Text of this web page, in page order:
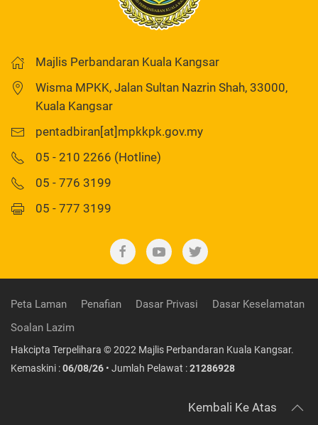
Majlis Perbandaran Kuala Kangsar
Wisma MPKK, Jalan Sultan Nazrin Shah, 33000,
Kuala Kangsar
pentadbiran[at]mpkkpk.gov.my
05 - 210 2266 (Hotline)
05 - 776 3199
05 - 777 3199
Peta Laman Penafian Dasar Privasi
Dasar Keselamatan
Soalan Lazim
Hakcipta Terpelihara © 2022 Majlis Perbandaran Kuala Kangsar.
Kemaskini :06/08/26 • Jumlah Pelawat :21286928
Kembali Ke Atas